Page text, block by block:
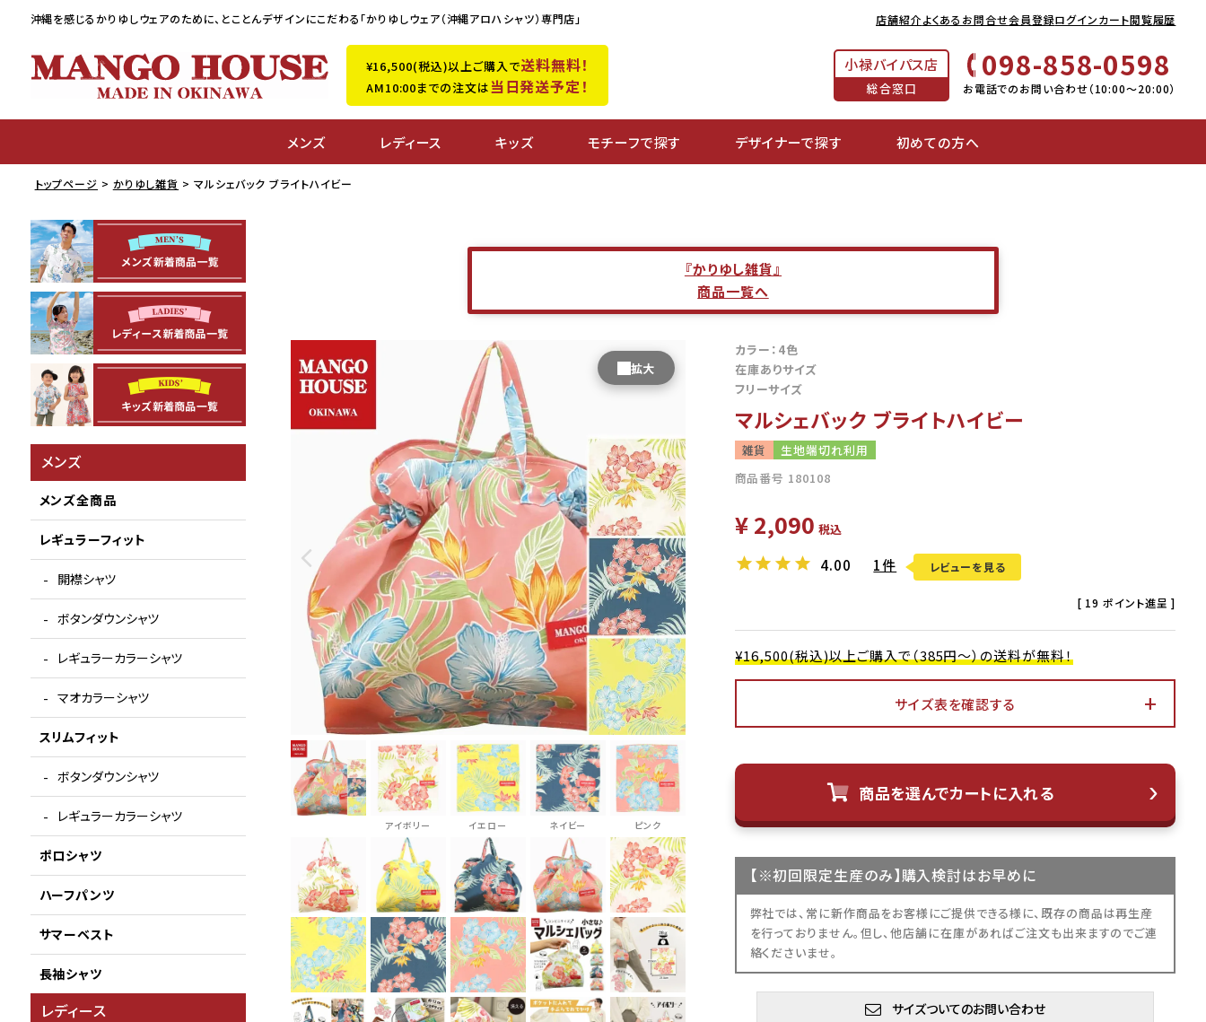
沖縄を感じるかりゆしウェアのために、 とことんデザインにこだわる「かりゆしウェア（沖縄アロハシャツ）専門店」 店舗紹介よくあるお問合せ会員登録ログインカート閲覧履歴
¥16,500(税込)以上ご購入で送料無料！
AM10:00までの注文は当日発送予定！
小禄バイパス店
総合窓口
098-858-0598
お電話でのお問い合わせ（10:00～20:00）
メンズ レディース キッズ モチーフで探す デザイナーで探す 初めての方へ
トップページ かりゆし雑貨 マルシェバック ブライトハイビー
メンズ
メンズ全商品
レギュラーフィット
開襟シャツ
ボタンダウンシャツ
レギュラーカラーシャツ
マオカラーシャツ
スリムフィット
ボタンダウンシャツ
レギュラーカラーシャツ
ポロシャツ
ハーフパンツ
サマーベスト
長袖シャツ
レディース
『かりゆし雑貨』
商品一覧へ
アイボリー イエロー ネイビー ピンク
カラー：4色
在庫ありサイズ
フリーサイズ
マルシェバック ブライトハイビー
雑貨
生地端切れ利用
商品番号 180108
¥ 2,090 税込
4.00 1件 レビューを見る
[ 19 ポイント進呈 ]
¥16,500(税込)以上ご購入で（385円～）の送料が無料！
サイズ表を確認する
商品を選んでカートに入れる
【※初回限定生産のみ】購入検討はお早めに
弊社では、常に新作商品をお客様にご提供できる様に、既存の商品は再生産
を行っておりません。但し、他店舗に在庫があればご注文も出来ますのでご連
絡くださいませ。
サイズついてのお問い合わせ